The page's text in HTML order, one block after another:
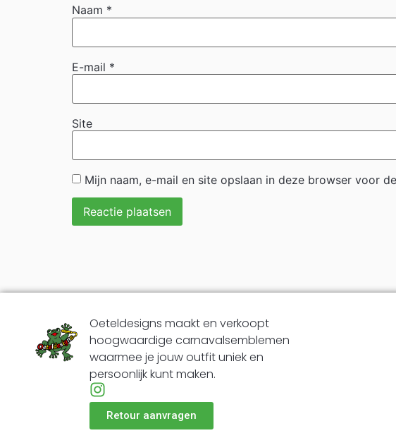
Naam *
E-mail *
Site
Mijn naam, e-mail en site opslaan in deze browser voor
Oeteldesigns maakt en verkoopt
hoogwaardige carnavalsemblemen
waarmee je jouw outfit uniek en
persoonlijk kunt maken.
Retour aanvragen